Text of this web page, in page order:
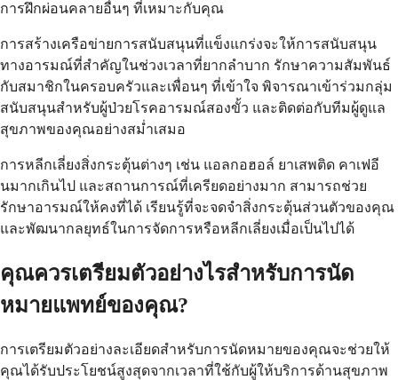
การฝึกผ่อนคลายอื่นๆ ที่เหมาะกับคุณ
การสร้างเครือข่ายการสนับสนุนที่แข็งแกร่งจะให้การสนับสนุน
ทางอารมณ์ที่สำคัญในช่วงเวลาที่ยากลำบาก รักษาความสัมพันธ์
กับสมาชิกในครอบครัวและเพื่อนๆ ที่เข้าใจ พิจารณาเข้าร่วมกลุ่ม
สนับสนุนสำหรับผู้ป่วยโรคอารมณ์สองขั้ว และติดต่อกับทีมผู้ดูแล
สุขภาพของคุณอย่างสม่ำเสมอ
การหลีกเลี่ยงสิ่งกระตุ้นต่างๆ เช่น แอลกอฮอล์ ยาเสพติด คาเฟอี
นมากเกินไป และสถานการณ์ที่เครียดอย่างมาก สามารถช่วย
รักษาอารมณ์ให้คงที่ได้ เรียนรู้ที่จะจดจำสิ่งกระตุ้นส่วนตัวของคุณ
และพัฒนากลยุทธ์ในการจัดการหรือหลีกเลี่ยงเมื่อเป็นไปได้
คุณควรเตรียมตัวอย่างไรสำหรับการนัด
หมายแพทย์ของคุณ?
การเตรียมตัวอย่างละเอียดสำหรับการนัดหมายของคุณจะช่วยให้
คุณได้รับประโยชน์สูงสุดจากเวลาที่ใช้กับผู้ให้บริการด้านสุขภาพ